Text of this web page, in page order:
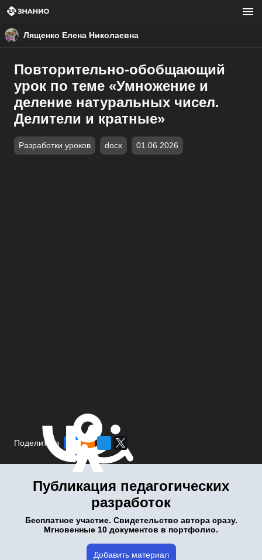
Лященко Елена Николаевна
Повторительно-обобщающий
урок по теме «Умножение и
деление натуральных чисел.
Делители и кратные»
Разработки уроков docx 01.06.2026
Поделиться
Публикация педагогических
разработок
Бесплатное участие. Свидетельство автора сразу.
Мгновенные 10 документов в портфолио.
Добавить материал